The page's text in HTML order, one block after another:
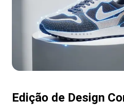
Edição de Design